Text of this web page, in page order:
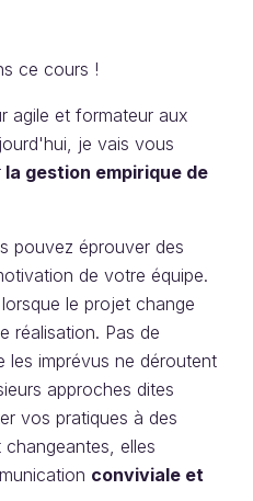
ce cours !
agile et formateur aux
je vais vous
la gestion empirique de
pouvez éprouver des
de votre équipe.
le projet change
réalisation. Pas de
les imprévus ne déroutent
approches dites
vos pratiques à des
elles
conviviale et